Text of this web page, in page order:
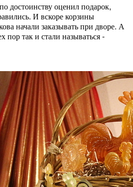
достоинству оценил подарок,
И вскоре корзины
начали заказывать при дворе. А
пор так и стали называться -